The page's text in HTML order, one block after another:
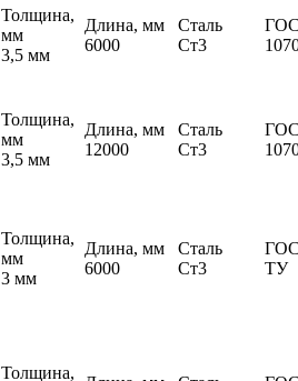
Толщина,
мм
3,5 мм
Длина, мм
6000
Сталь
Ст3
Толщина,
мм
3,5 мм
Длина, мм
12000
Сталь
Ст3
Толщина,
мм
3 мм
Длина, мм
6000
Сталь
Ст3
ТУ
Толщина,